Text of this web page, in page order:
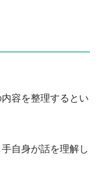
容を整理するとい
自身が話を理解し